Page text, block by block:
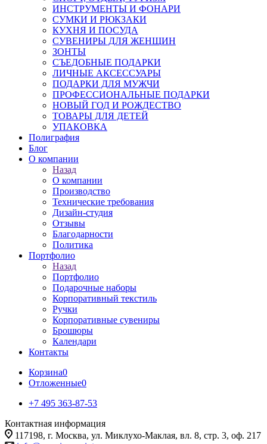
ИНСТРУМЕНТЫ И ФОНАРИ
СУМКИ И РЮКЗАКИ
КУХНЯ И ПОСУДА
СУВЕНИРЫ ДЛЯ ЖЕНЩИН
ЗОНТЫ
СЪЕДОБНЫЕ ПОДАРКИ
ЛИЧНЫЕ АКСЕССУАРЫ
ПОДАРКИ ДЛЯ МУЖЧИ
ПРОФЕССИОНАЛЬНЫЕ ПОДАРКИ
НОВЫЙ ГОД И РОЖДЕСТВО
ТОВАРЫ ДЛЯ ДЕТЕЙ
УПАКОВКА
Полиграфия
Блог
О компании
Назад
О компании
Производство
Технические требования
Дизайн-студия
Отзывы
Благодарности
Политика
Портфолио
Назад
Портфолио
Подарочные наборы
Корпоративный текстиль
Ручки
Корпоративные сувениры
Брошюры
Календари
Контакты
Корзина0
Отложенные0
+7 495 363-87-53
Контактная информация
117198, г. Москва, ул. Миклухо-Маклая, вл. 8, стр. 3, оф. 217